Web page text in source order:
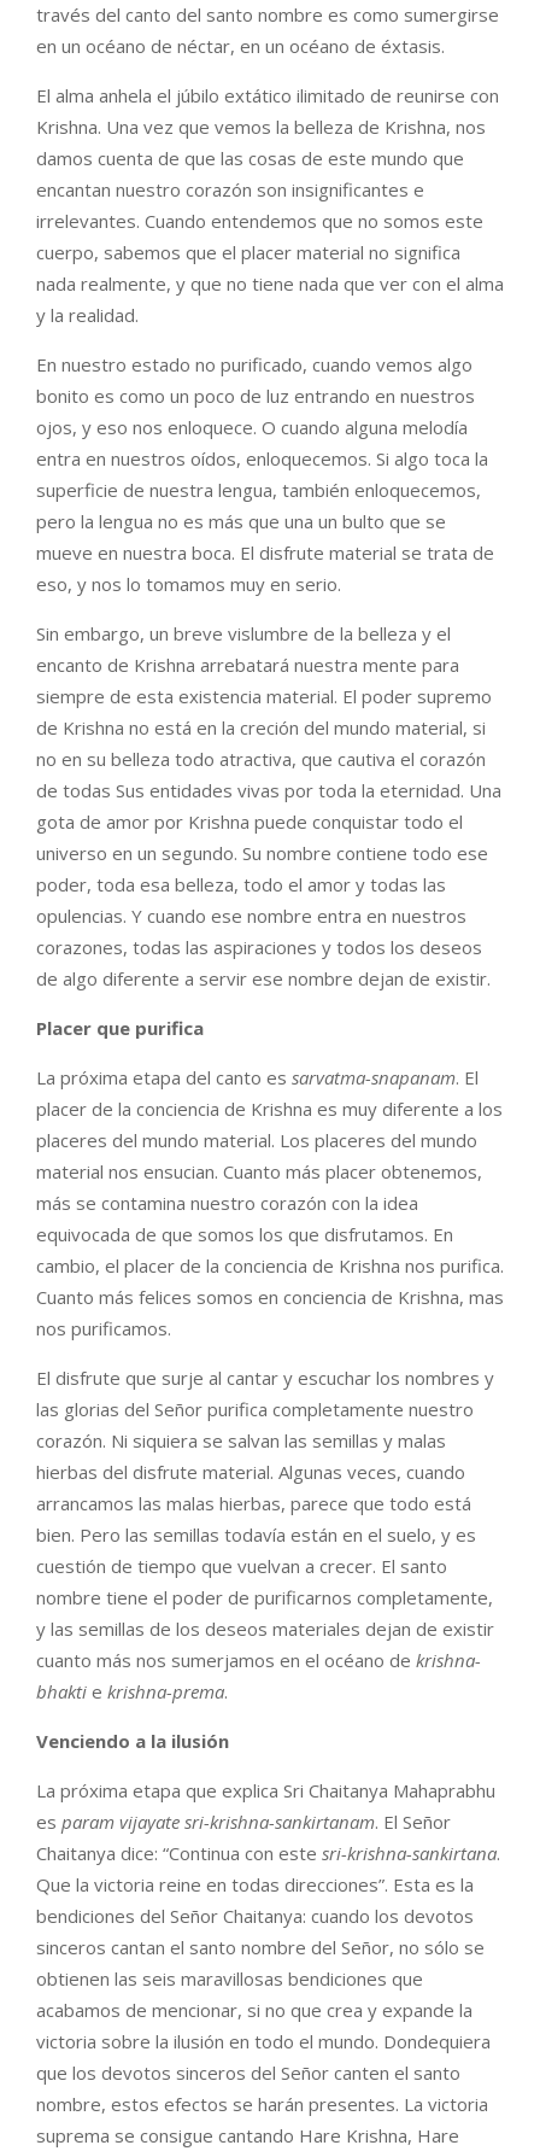
través del canto del santo nombre es como sumergirse
en un océano de néctar, en un océano de éxtasis.
El alma anhela el júbilo extático ilimitado de reunirse con
Krishna. Una vez que vemos la belleza de Krishna, nos
damos cuenta de que las cosas de este mundo que
encantan nuestro corazón son insignificantes e
irrelevantes. Cuando entendemos que no somos este
cuerpo, sabemos que el placer material no significa
nada realmente, y que no tiene nada que ver con el alma
y la realidad.
En nuestro estado no purificado, cuando vemos algo
bonito es como un poco de luz entrando en nuestros
ojos, y eso nos enloquece. O cuando alguna melodía
entra en nuestros oídos, enloquecemos. Si algo toca la
superficie de nuestra lengua, también enloquecemos,
pero la lengua no es más que una un bulto que se
mueve en nuestra boca. El disfrute material se trata de
eso, y nos lo tomamos muy en serio.
Sin embargo, un breve vislumbre de la belleza y el
encanto de Krishna arrebatará nuestra mente para
siempre de esta existencia material. El poder supremo
de Krishna no está en la creción del mundo material, si
no en su belleza todo atractiva, que cautiva el corazón
de todas Sus entidades vivas por toda la eternidad. Una
gota de amor por Krishna puede conquistar todo el
universo en un segundo. Su nombre contiene todo ese
poder, toda esa belleza, todo el amor y todas las
opulencias. Y cuando ese nombre entra en nuestros
corazones, todas las aspiraciones y todos los deseos
de algo diferente a servir ese nombre dejan de existir.
Placer que purifica
La próxima etapa del canto es sarvatma-snapanam. El
placer de la conciencia de Krishna es muy diferente a los
placeres del mundo material. Los placeres del mundo
material nos ensucian. Cuanto más placer obtenemos,
más se contamina nuestro corazón con la idea
equivocada de que somos los que disfrutamos. En
cambio, el placer de la conciencia de Krishna nos purifica.
Cuanto más felices somos en conciencia de Krishna, mas
nos purificamos.
El disfrute que surje al cantar y escuchar los nombres y
las glorias del Señor purifica completamente nuestro
corazón. Ni siquiera se salvan las semillas y malas
hierbas del disfrute material. Algunas veces, cuando
arrancamos las malas hierbas, parece que todo está
bien. Pero las semillas todavía están en el suelo, y es
cuestión de tiempo que vuelvan a crecer. El santo
nombre tiene el poder de purificarnos completamente,
y las semillas de los deseos materiales dejan de existir
cuanto más nos sumerjamos en el océano de krishna-
bhakti e krishna-prema.
Venciendo a la ilusión
La próxima etapa que explica Sri Chaitanya Mahaprabhu
es param vijayate sri-krishna-sankirtanam. El Señor
Chaitanya dice: “Continua con este sri-krishna-sankirtana.
Que la victoria reine en todas direcciones”. Esta es la
bendiciones del Señor Chaitanya: cuando los devotos
sinceros cantan el santo nombre del Señor, no sólo se
obtienen las seis maravillosas bendiciones que
acabamos de mencionar, si no que crea y expande la
victoria sobre la ilusión en todo el mundo. Dondequiera
que los devotos sinceros del Señor canten el santo
nombre, estos efectos se harán presentes. La victoria
suprema se consigue cantando Hare Krishna, Hare